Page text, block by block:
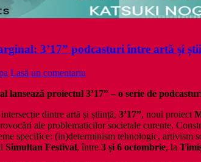
3’17” podcasturi între artă și
Lasă un comentariu
lansează proiectul 3’17” – o serie de
dintre artă și știință, 3’17”, noul proiect
ale problematicilor societale curente.
specifice: (in)determinism tehnologic,
Simultan Festival, între 3 și 6 octombrie, la